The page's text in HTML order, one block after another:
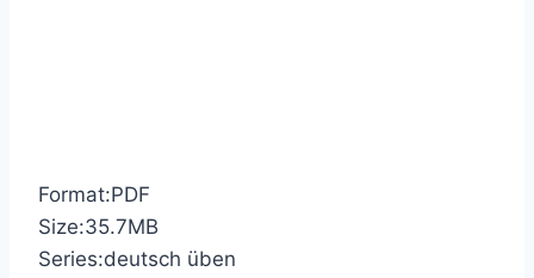
Format:PDF
Size:35.7MB
Series:deutsch üben